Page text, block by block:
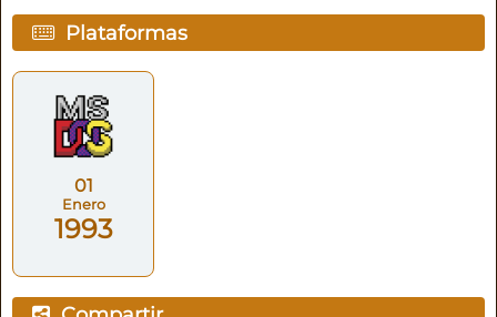
Plataformas
01
Enero
1993